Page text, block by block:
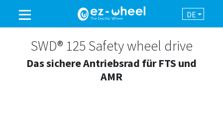
DE
EINE MARKE DER GRUPPE
SWD® 125 Safety wheel drive
Das sichere Antriebsrad für FTS und
AMR